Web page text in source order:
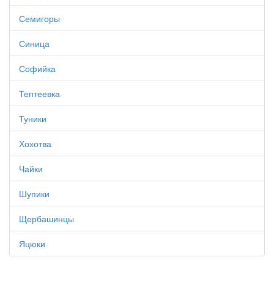
Семигоры
Синица
Софийка
Тептеевка
Туники
Хохотва
Чайки
Шупики
Щербашинцы
Яцюки